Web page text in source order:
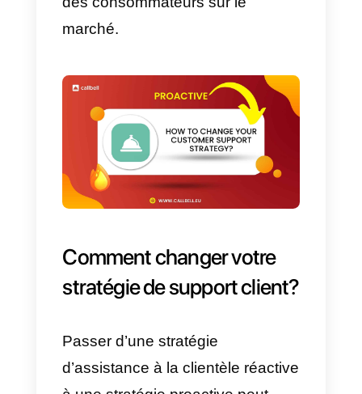
prospects
b) Optimiser la satisfaction du
client
c) Augmente les avis positifs sur
votre marque
d) Améliorer l’expérience du
et renforcer l’acquisition de
d’assistance personnalisé